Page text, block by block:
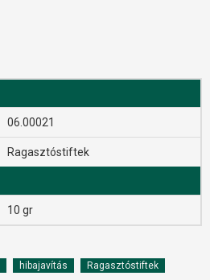
06.00021
Ragasztóstiftek
10 gr
hibajavítás
Ragasztóstiftek